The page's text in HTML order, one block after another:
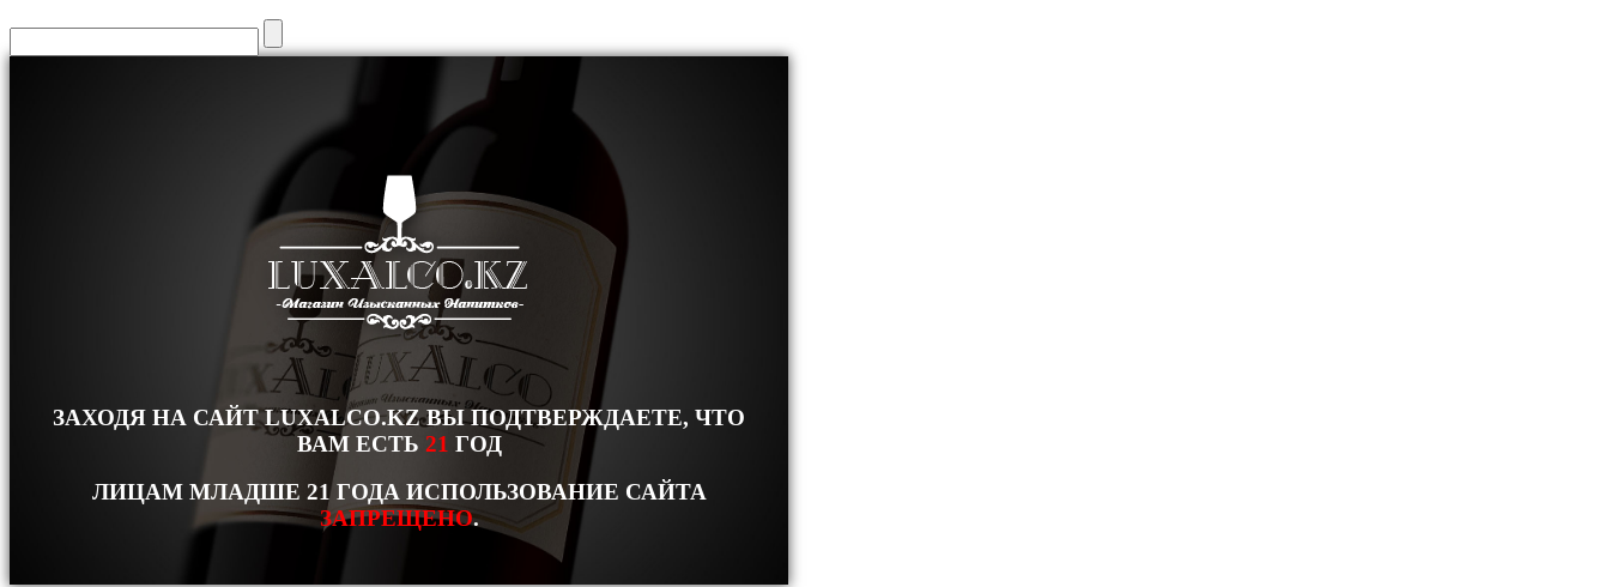
ЗАХОДЯ НА САЙТ LUXALCO.KZ ВЫ ПОДТВЕРЖДАЕТЕ, ЧТО
ВАМ ЕСТЬ 21 ГОД
ЛИЦАМ МЛАДШЕ 21 ГОДА ИСПОЛЬЗОВАНИЕ САЙТА
ЗАПРЕЩЕНО.